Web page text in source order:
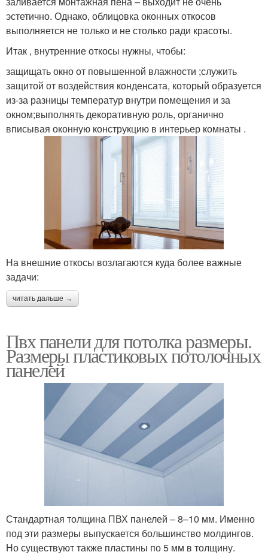
эстетично. Однако, облицовка оконных откосов
выполняется не только и не столько ради красоты.
Итак , внутренние откосы нужны, чтобы:
защищать окно от повышенной влажности ;служить
защитой от воздействия конденсата, который образуется
из-за разницы температур внутри помещения и за
окном;выполнять декоративную роль, органично
вписывая оконную конструкцию в интерьер комнаты .
На внешние откосы возлагаются куда более важные
задачи:
читать дальше →
Пвх панели для потолка размеры.
Размеры пластиковых потолочных
панелей
Стандартная толщина ПВХ панелей – 8–10 мм. Именно
под эти размеры выпускается большинство молдингов.
Но существуют также пластины по 5 мм в толщину.